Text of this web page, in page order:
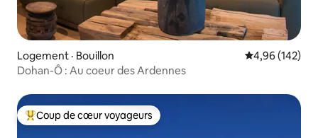
Logement · Bouillon Note
4,96 (142)
Dohan-Ô : Au coeur des Ardennes
Coup de cœur voyageurs parmi les plus aimés
Coup de cœur voyageurs